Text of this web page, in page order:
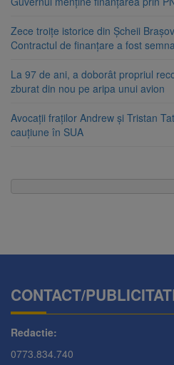
Zece troițe istorice din Șcheii
Contractul de finanțare a fost
La 97 de ani, a doborât propriul
zburat din nou pe aripa unui avion
Avocații fraților Andrew și Tristan
cauțiune în SUA
CONTACT/
Redactie:
0773.834.740